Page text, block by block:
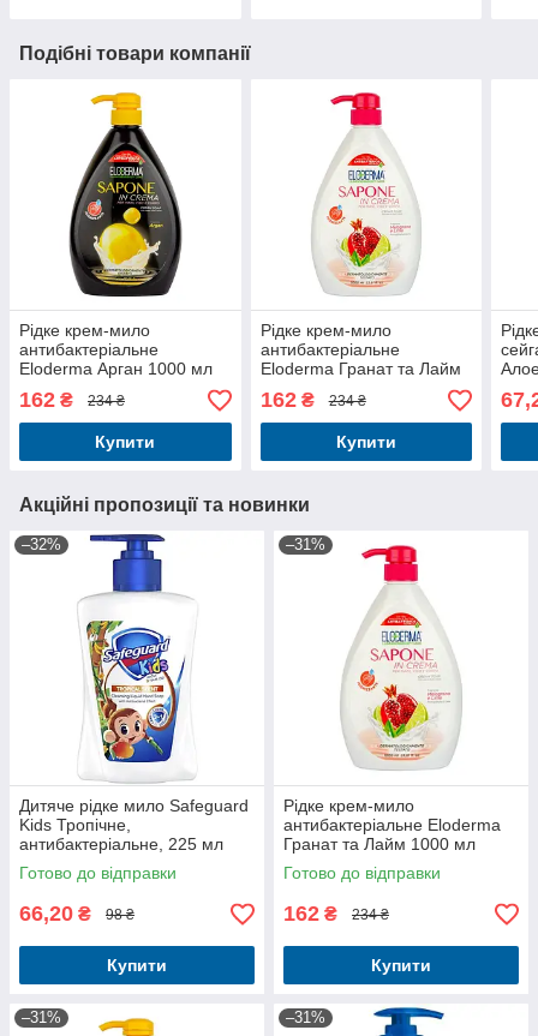
Подібні товари компанії
Рідке крем-мило
антибактеріальне
Eloderma Арган 1000 мл
162 ₴ 234 ₴
Купити
Рідке крем-мило
антибактеріальне
Eloderma Гранат та Лайм
1000 мл
162₴ 234 ₴
Купити
Акційні пропозиції та новинки
–32%
Дитяче рідке мило Safeguard
Kids Тропічне,
антибактеріальне, 225 мл
Готово до відправки
66,20 ₴ 98 ₴
Купити
–31%
Рідке крем-мило
антибактеріальне Eloderma
Гранат та Лайм 1000 мл
Готово до відправки
162 ₴ 234 ₴
Купити
–31% –31%